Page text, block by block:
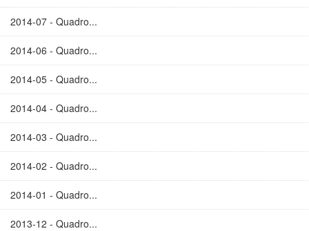
2014-07 - Quadro...
2014-06 - Quadro...
2014-05 - Quadro...
2014-04 - Quadro...
2014-03 - Quadro...
2014-02 - Quadro...
2014-01 - Quadro...
2013-12 - Quadro...